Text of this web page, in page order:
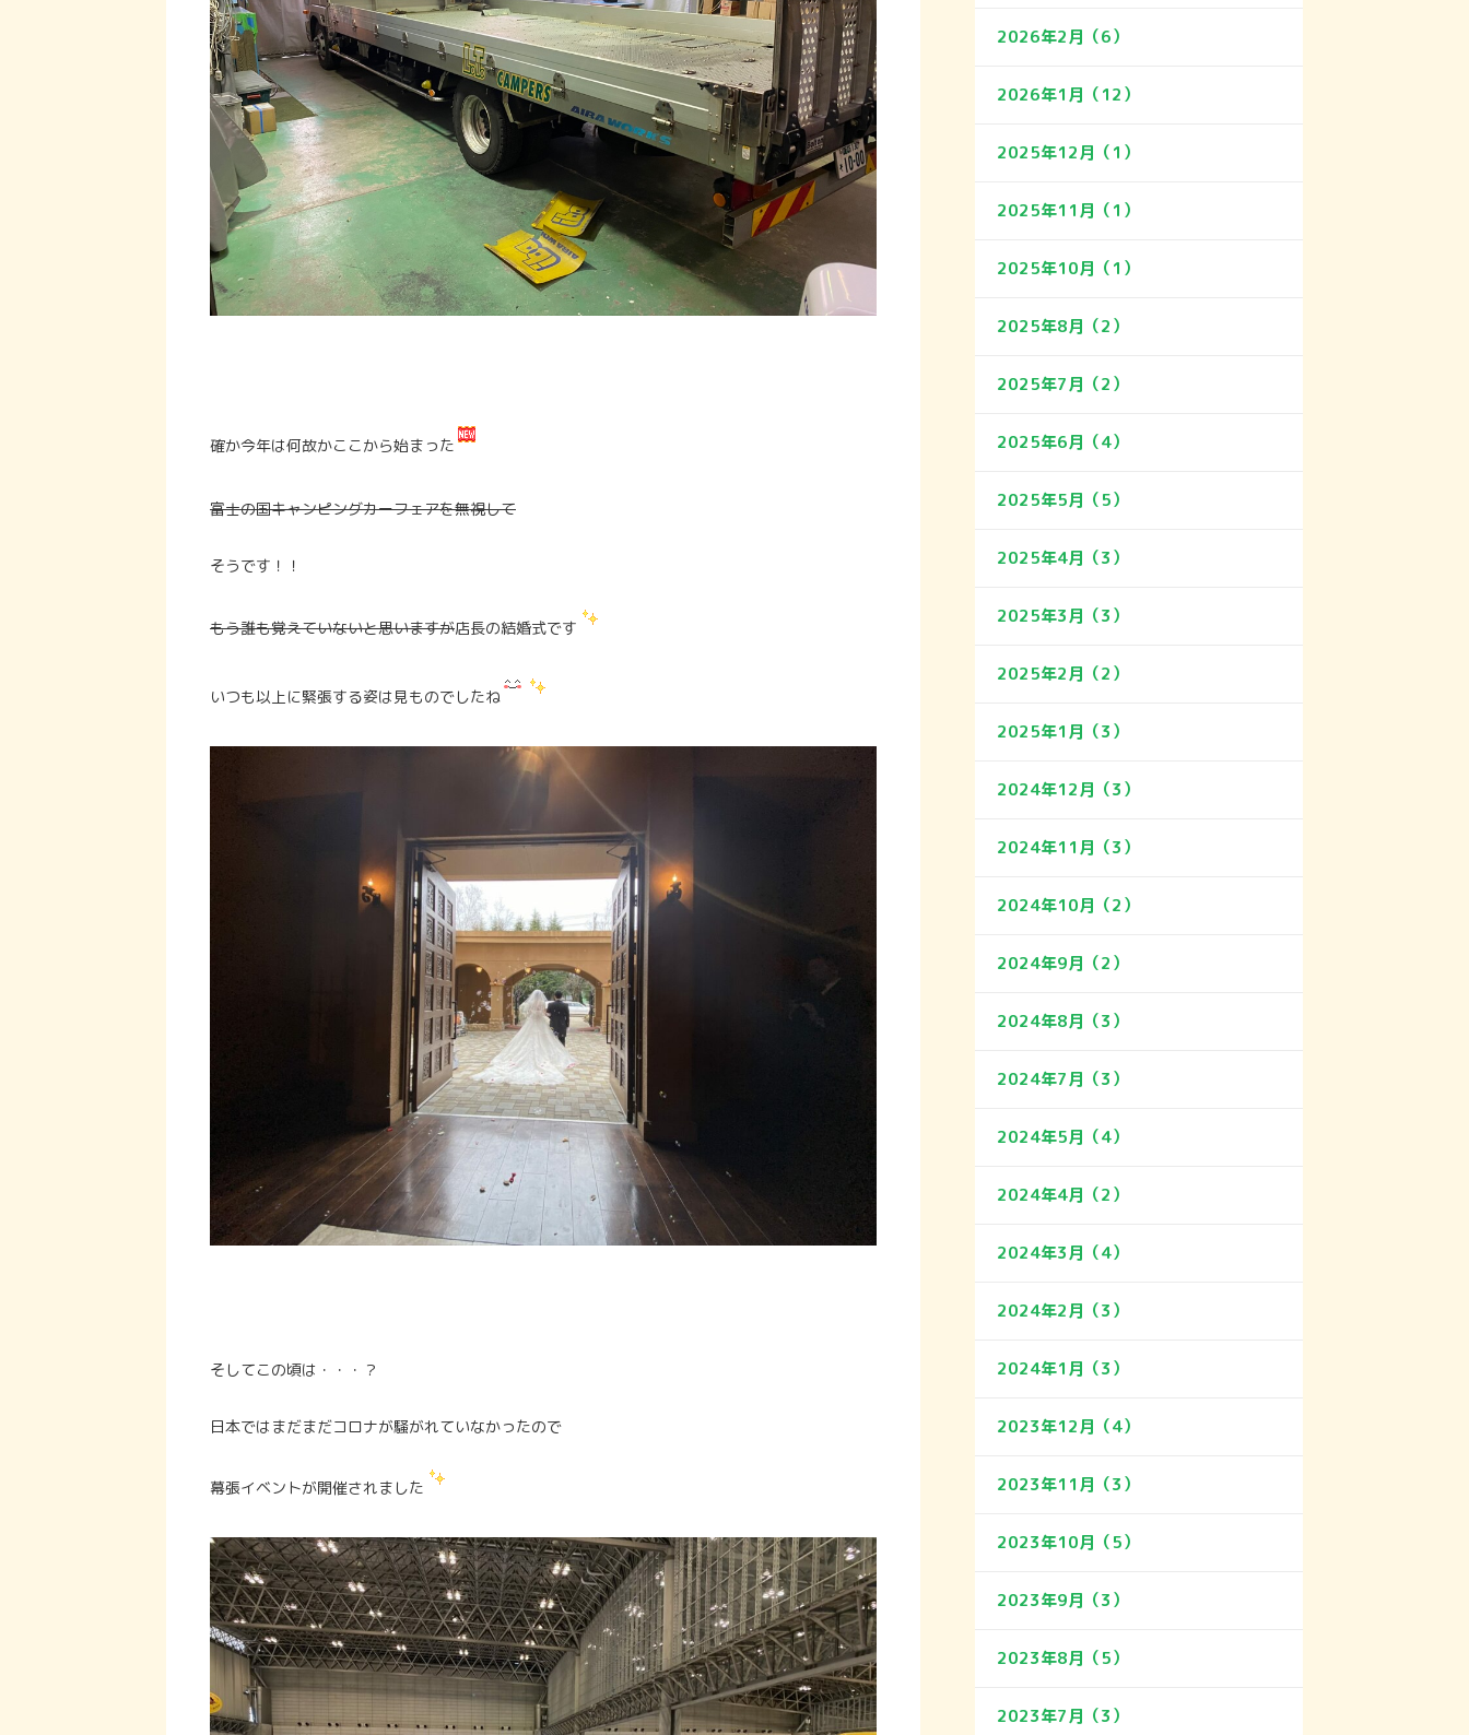
確か今年は何故かここから始まった
富士の国キャンピングカーフェアを無視して
そうです！！
もう誰も覚えていないと思いますが店長の結婚式です
いつも以上に緊張する姿は見ものでしたね
そしてこの頃は・・・？
日本ではまだまだコロナが騒がれていなかったので
幕張イベントが開催されました
2026年2月（6）
2026年1月（12）
2025年12月（1）
2025年11月（1）
2025年10月（1）
2025年8月（2）
2025年7月（2）
2025年6月（4）
2025年5月（5）
2025年4月（3）
2025年3月（3）
2025年2月（2）
2025年1月（3）
2024年12月（3）
2024年11月（3）
2024年10月（2）
2024年9月（2）
2024年8月（3）
2024年7月（3）
2024年5月（4）
2024年4月（2）
2024年3月（4）
2024年2月（3）
2024年1月（3）
2023年12月（4）
2023年11月（3）
2023年10月（5）
2023年9月（3）
2023年8月（5）
2023年7月（3）